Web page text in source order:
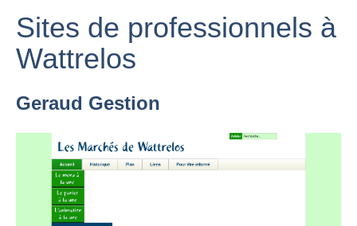
Sites de professionnels à
Wattrelos
Geraud Gestion